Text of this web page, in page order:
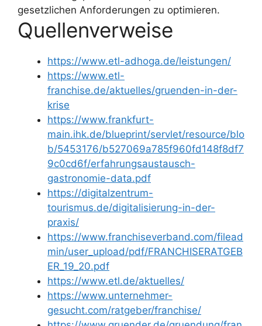
gesetzlichen Anforderungen zu optimieren.
Quellenverweise
https://www.etl-adhoga.de/leistungen/
https://www.etl-
franchise.de/aktuelles/gruenden-in-der-
krise
https://www.frankfurt-
main.ihk.de/blueprint/servlet/resource/blo
b/5453176/b527069a785f960fd148f8df7
9c0cd6f/erfahrungsaustausch-
gastronomie-data.pdf
https://digitalzentrum-
tourismus.de/digitalisierung-in-der-
praxis/
https://www.franchiseverband.com/filead
min/user_upload/pdf/FRANCHISERATGEB
ER_19_20.pdf
https://www.etl.de/aktuelles/
https://www.unternehmer-
gesucht.com/ratgeber/franchise/